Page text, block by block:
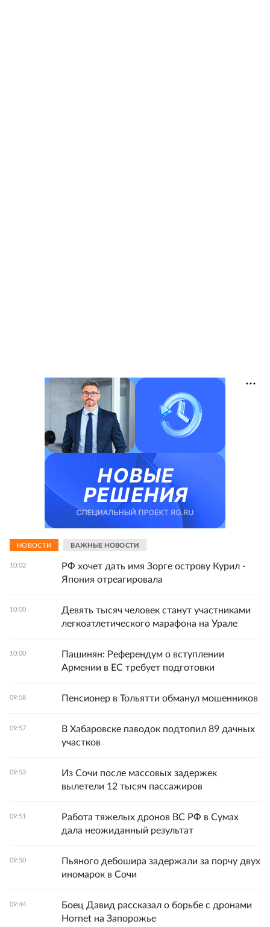
НОВОСТИ ВАЖНЫЕ НОВОСТИ
10:02
РФ хочет дать имя Зорге острову Курил -
Япония отреагировала
10:00
Девять тысяч человек станут участниками
легкоатлетического марафона на Урале
10:00
Пашинян: Референдум о вступлении
Армении в ЕС требует подготовки
09:58 Пенсионер в Тольятти обманул мошенников
09:57
В Хабаровске паводок подтопил 89 дачных
участков
09:53
Из Сочи после массовых задержек
вылетели 12 тысяч пассажиров
09:51
Работа тяжелых дронов ВС РФ в Сумах
дала неожиданный результат
09:50
Пьяного дебошира задержали за порчу двух
иномарок в Сочи
09:44
Боец Давид рассказал о борьбе с дронами
Hornet на Запорожье